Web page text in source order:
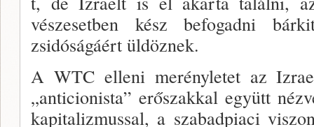
vészesetben kész befogadni
zsidóságáért üldöznek.
A WTC elleni merényletet az
„anticionista” erőszakkal együtt
kapitalizmussal, a szabadpia­ci